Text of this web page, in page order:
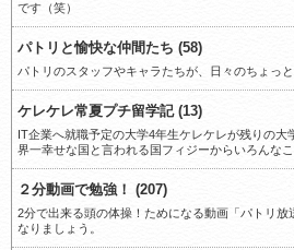
です（笑）
パトリと愉快な仲間たち (58)
パトリのスタッフやキャラたちが、日々のちょっ
ケレケレ常夏プチ留学記 (13)
IT企業へ就職予定の大学4年生ケレケレが残りの大
界一幸せな国と言われる国フィジーからいろんなこ
２分動画で勉強！ (207)
2分で出来る頭の体操！ためになる動画「パトリ放
なりましょう。